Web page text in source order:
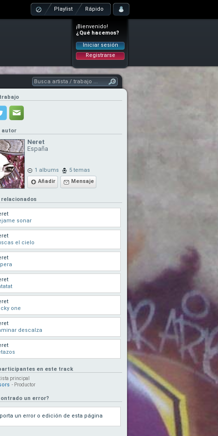
Playlist Rápido
¡Bienvenido!
¿Qué hacemos?
Iniciar sesión
Registrarse
autor
Neret
España
1 albums
5 temas
Añadir
Mensaje
sonar
el cielo
one
descalza
en este track
principal
- Productor
un error?
un error o edición de esta página